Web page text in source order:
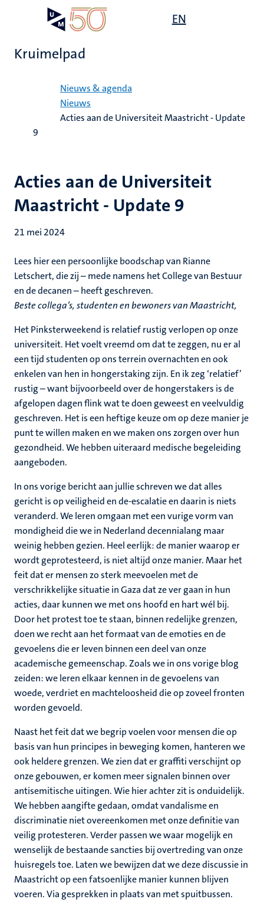
EN
Kruimelpad
Nieuws & agenda
Nieuws
Acties aan de Universiteit Maastricht - Update
9
Acties aan de Universiteit
Maastricht - Update 9
21 mei 2024
Lees hier een persoonlijke boodschap van Rianne
Letschert, die zij – mede namens het College van Bestuur
en de decanen – heeft geschreven.
Beste collega’s, studenten en bewoners van Maastricht,
Het Pinksterweekend is relatief rustig verlopen op onze
universiteit. Het voelt vreemd om dat te zeggen, nu er al
een tijd studenten op ons terrein overnachten en ook
enkelen van hen in hongerstaking zijn. En ik zeg ‘relatief’
rustig – want bijvoorbeeld over de hongerstakers is de
afgelopen dagen flink wat te doen geweest en veelvuldig
geschreven. Het is een heftige keuze om op deze manier je
punt te willen maken en we maken ons zorgen over hun
gezondheid. We hebben uiteraard medische begeleiding
aangeboden.
In ons vorige bericht aan jullie schreven we dat alles
gericht is op veiligheid en de-escalatie en daarin is niets
veranderd. We leren omgaan met een vurige vorm van
mondigheid die we in Nederland decennialang maar
weinig hebben gezien. Heel eerlijk: de manier waarop er
wordt geprotesteerd, is niet altijd onze manier. Maar het
feit dat er mensen zo sterk meevoelen met de
verschrikkelijke situatie in Gaza dat ze ver gaan in hun
acties, daar kunnen we met ons hoofd en hart wél bij.
Door het protest toe te staan, binnen redelijke grenzen,
doen we recht aan het formaat van de emoties en de
gevoelens die er leven binnen een deel van onze
academische gemeenschap. Zoals we in ons vorige blog
zeiden: we leren elkaar kennen in de gevoelens van
woede, verdriet en machteloosheid die op zoveel fronten
worden gevoeld.
Naast het feit dat we begrip voelen voor mensen die op
basis van hun principes in beweging komen, hanteren we
ook heldere grenzen. We zien dat er graffiti verschijnt op
onze gebouwen, er komen meer signalen binnen over
antisemitische uitingen. Wie hier achter zit is onduidelijk.
We hebben aangifte gedaan, omdat vandalisme en
discriminatie niet overeenkomen met onze definitie van
veilig protesteren. Verder passen we waar mogelijk en
wenselijk de bestaande sancties bij overtreding van onze
huisregels toe. Laten we bewijzen dat we deze discussie in
Maastricht op een fatsoenlijke manier kunnen blijven
voeren. Via gesprekken in plaats van met spuitbussen.